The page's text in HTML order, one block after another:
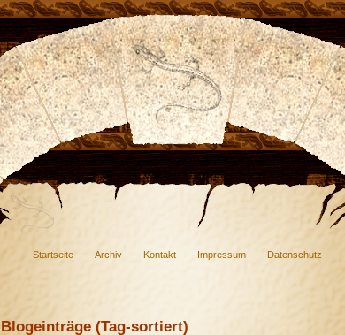
Startseite Archiv Kontakt Impressum Datenschutz
Blogeinträge (Tag-sortiert)